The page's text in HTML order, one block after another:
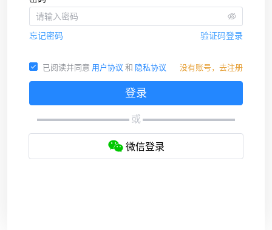
忘记密码 验证码登录
已阅读并同意 用户协议 和 隐私协议 没有账号，去注册
登录
或
微信登录